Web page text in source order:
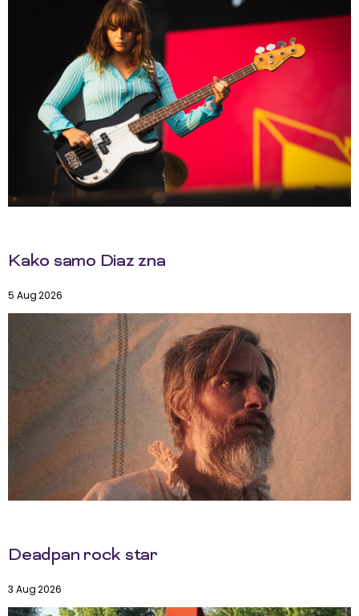
Kako samo Diaz zna
5 Aug 2026
Deadpan rock star
3 Aug 2026